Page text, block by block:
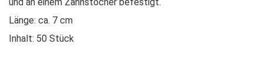
Länge: ca. 7 cm
Inhalt: 50 Stück